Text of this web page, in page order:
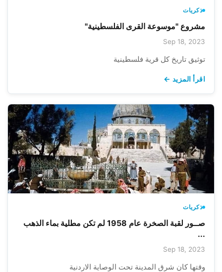
ذكريات
مشروع "موسوعة القرى الفلسطينية"
Sep 18, 2023
توثيق تاريخ كل قرية فلسطينية
اقرأ المزيد ←
ذكريات
صــور لقبة الصخرة عام 1958 لم تكن مطلية بماء الذهب
...
Sep 18, 2023
وقتها كان شرق المدينة تحت الوصاية الاردنية